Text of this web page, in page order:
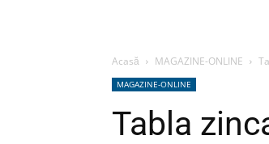
Acasă MAGAZINE-ONLINE
MAGAZINE-ONLINE
Tabla